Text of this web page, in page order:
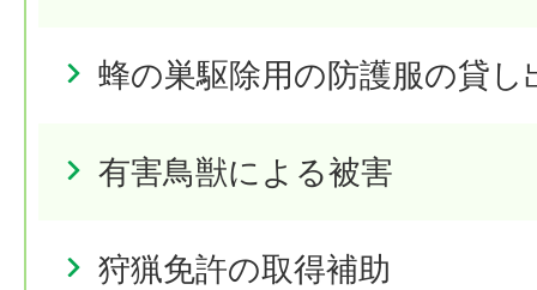
蜂の巣駆除用の防護服の貸
有害鳥獣による被害
狩猟免許の取得補助